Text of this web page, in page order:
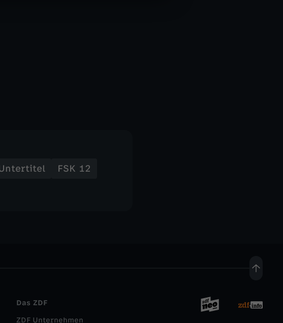
FSK 12
Das ZDF
ZDF Unternehmen